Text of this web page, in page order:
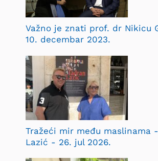
Važno je znati prof. dr Nikicu
10. decembar 2023.
Tražeći mir među maslinama
Lazić - 26. jul 2026.